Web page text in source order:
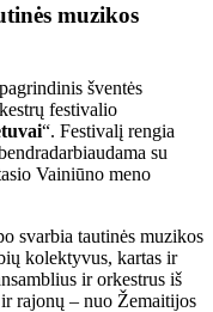
muzikos
šventės
festivalio
“. Festivalį rengia
su
Vainiūno meno
svarbia tautinės muzikos
kolektyvus, kartas ir
ir orkestrus iš
rajonų – nuo Žemaitijos